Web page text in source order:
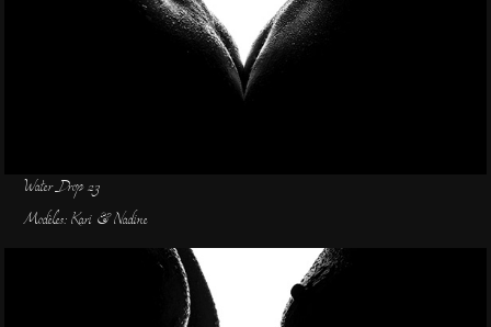
Water Drop 23
Modèles: Kari & Nadine